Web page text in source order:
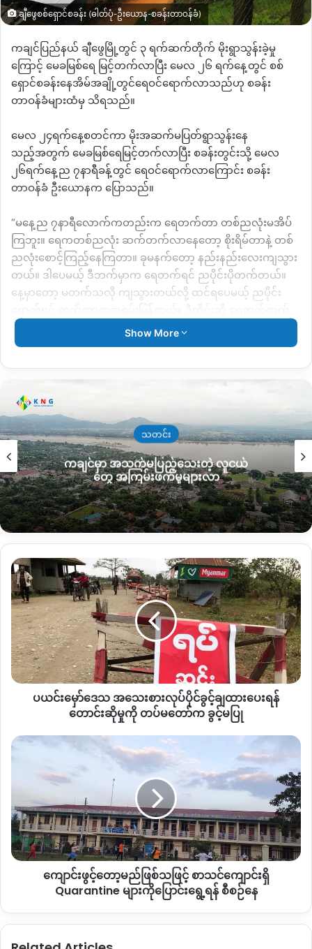
ချီဖွေစစ်ရှောင်စခန်း (ဓါတ်ပုံ-ဦးယောန-စခန်းတာဝန်ခံ)
ကချင်ပြည်နယ် ချီဖွေမြို့တွင် ၃ ရက်ဆက်တိုက် မိုးရွာသွန်းခဲ့မှု
ကြောင့် မေခမြစ်ရေ မြင့်တက်လာပြီး မေလ ၂၆ ရက်နေ့တွင် စစ်
ရှောင်စခန်းနေအိမ်အချို့တွင်ရေဝင်ရောက်လာသည်ဟု စခန်း
တာဝန်ခံများထံမှ သိရသည်။
မေလ ၂၄ရက်နေ့စတင်ကာ မိုးအဆက်မပြတ်ရွာသွန်းနေ
သည့်အတွက် မေခမြစ်ရေမြင့်တက်လာပြီး စခန်းတွင်းသို့ မေလ
၂၆ရက်နေ့ည ၇နာရီခန့်တွင် ရေဝင်ရောက်လာကြောင်း စခန်း
တာဝန်ခံ ဦးယောနက ပြောသည်။
“မနေ့ည ၇နာရီလောက်ကတည်းက ရေတက်တာ တစ်ညလုံးမအိပ်
ကြဘူး။ ရေကတစ်ညလုံး ဆက်တက်လာနေတော့ စိုးရိမ်တာနဲ့ တစ်
ညလုံးစောင့်ကြည့်နေကြတာ။ ခုမနက်တော့ နည်းနည်းလေးကျသွား
တယ်။ ဒါပေမယ့် ဒီဘက်မှာက ရေတက်ရင် ညပိုင်းပိုတက်တယ်။
နေ့မှာတော့ မတက်သလို ကျသွားတယ်လို့ ထင်ရပေမယ့် ညပိုင်း
လာနိုင်မယ့် အခြေနေရှိနေတယ်” ဟု ချီဖွေ ကချင်နှစ်ခြင်းခရစ်ယာန်
ဘုရားကျောင်းဝင်းမှ စစ်ရှောင်စခန်းတာဝန်ခံ ဦးယောနက
စစ်ရှောင်စခန်းအတွင်းသို့ ရေဝင်ရောက်လာသည့်အတွက် လက်ရှိ
တွင် အိမ်သာနှင့် ဝက်ခြံများပျက်စီးမှုရှိနေကြောင်း သိရသည်။
စစ်ရှောင်စခန်းမှ ဒေါ်လွမ်းနောက “အစ်မတို့နေတဲ့အခန်းနဲ့တော့ တစ်
ပေလောက်ဘဲလိုတော့တယ်။ ရေက စခန်းအတွင်း အိမ်အောက်တွေ
အားလုံးရောက်နေပြီ။ ဝက်ခြံတွေဆို အားလုံး ရေနစ်နေပြီ ဝက်တွေ
ကတော့ ရေလွှတ်ရာမှာ သွားချီထားကြတယ်။ အိမ်သာကလည်း
ရေနစ်ကုန်ပြီ ခုလည်း မိုးကမတိတ်သေးဘူး။ အစ်မတို့က ကလေး
တွေနဲ့ဆိုတော့ ပြေးဖို့ကလည်းမလွယ်လှဘူး။ အားလုံးကလည်း မ
ကျောင်းထဲမှာ သွားနေဖို့ပစ္စည်းတွေအားလုံး ထုတ်ပြီးပြီ။” ဟု
ပြောသည်။
မေခမြစ်နံဘေးနှင့်မလှမ်းမကမ်းတွင်ရှိသည့် အဆိုပါချီဖွေစစ်ရှောင်
စခန်းသည် နှစ်စဉ်ရေဘေးအန္တာရယ်ကြုံရသော်လည်း ယခုနှစ်တွင်
ပုံမှန်ထက်စောကာ ရေဘေးဒဏ်ကို စတင်ကြုံတွေ့နေရပြီဖြစ်သည်။
ချီဖွေမြို့တွင် စစ်ရှောင်စခန်း ၂ခုရှိပြီး ယခုရေဝင်ရောက်သည့် စစ်
ရှောင်စခန်းသည် ကချင်နှစ်ခြင်းခရစ်ယာန်အသင်းတော်ဝင်းရှိ စခန်း
စိုးရိမ်ရလောက်သည့်အခြေနေထိ မရောက်သေးကြောင်း လော်ဝေါ်
စစ်ရှောင်စခန်းတာဝန်ခံများထံမှ သိရသည်။
ချီဖွေမြို့တွင်းရှိ စစ်ရှောင်ပြည်သူများသည် ၂၀၁၂ခုနှစ် တပ်မတော်
နဲ့ ကချင်လွတ်လပ်ရေးတပ်မတော် KIA တို့တိုက်ပွဲများကြောင့်
ထွက်ပြေးတိမ်းရှောင်ခဲ့သူများဖြစ်ပြီး လက်ရှိစစ်ဘေးရှောင်သည့်
အိမ်ထောင်စုပေါင်း ၂၀၀ကျော်ရှိကြောင်း သိရသည်။
မြစ်ရေကြီးမှု စိုးရိမ်ရသည့်အခြေနေထိရောက်ရှိလာပါက ချီဖွေမြို့
မီးသတ်အဖွဲ့များမှ လာရောက်ကူညီပေးရန်တွက်လည်း ကူညီ
Show More
သတင်း
ကချင်မှာ အသက်မပြည့်သေးတဲ့ လူငယ်
တွေ အကြမ်းဖက်မှုများလာ
ပယင်း
မှော်
ဒေသ
အသေး
စား
လုပ်ပိုင်ခွင့်
ချထား
ပေး
ရန်
တောင်း
ကို
ပြု
ပယင်းမှော်ဒေသ အသေးစားလုပ်ပိုင်ခွင့်ချထားပေးရန်
တောင်းဆိုမှုကို တပ်မတော်က ခွင့်မပြု
ကျောင်း
သဖြင့်
စာသင်ကျောင်း
ရှိ
Quarantine
စီစဉ်
ကျောင်းဖွင့်တော့မည်ဖြစ်သဖြင့် စာသင်ကျောင်းရှိ
Quarantine များကိုပြောင်းရွေ့ရန် စီစဉ်နေ